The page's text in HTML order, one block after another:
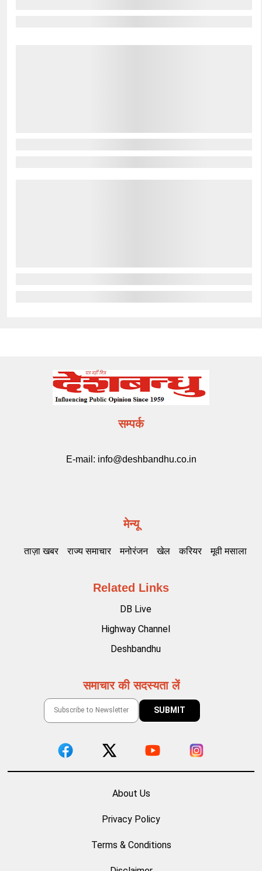
सम्पर्क
E-mail: info@deshbandhu.co.in
मेन्यू
ताज़ा खबर राज्य समाचार मनोरंजन खेल करियर मूवी मसाला
Related Links
DB Live
Highway Channel
Deshbandhu
समाचार की सदस्यता लें
About Us
Privacy Policy
Terms & Conditions